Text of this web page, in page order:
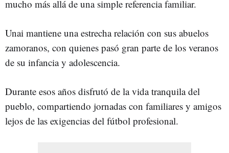
mucho más allá de una simple referencia familiar.
Unai mantiene una estrecha relación con sus abuelos
zamoranos, con quienes pasó gran parte de los veranos
de su infancia y adolescencia.
Durante esos años disfrutó de la vida tranquila del
pueblo, compartiendo jornadas con familiares y amigos
lejos de las exigencias del fútbol profesional.